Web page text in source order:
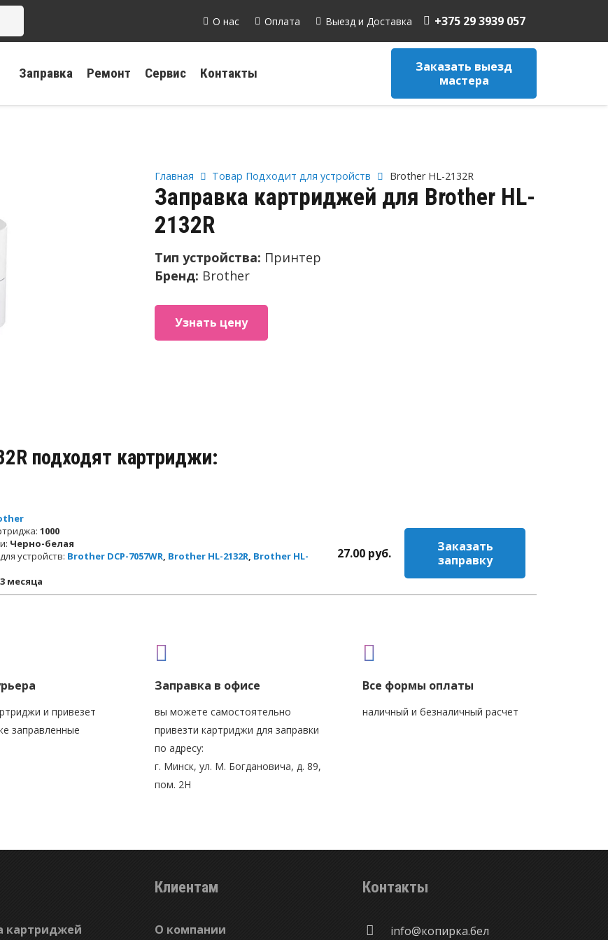
О нас Оплата Выезд и Доставка +375 29 3939 057
Заправка Ремонт Сервис Контакты
Заказать выезд
мастера
Главная Товар Подходит для устройств Brother HL-2132R
Заправка картриджей для Brother HL-
2132R
Тип устройства: Принтер
Бренд: Brother
Узнать цену
подходят картриджи:
1000
Черно-белая
устройств: Brother DCP-7057WR, Brother HL-2132R, Brother HL-
3 месяца
27.00 руб.
Заказать
заправку
и привезет
заправленные
Заправка в офисе
вы можете самостоятельно
привезти картриджи для заправки
по адресу:
г. Минск, ул. М. Богдановича, д. 89,
пом. 2Н
Все формы оплаты
наличный и безналичный расчет
картриджей
Клиентам
О компании
Контакты
info@копирка.бел